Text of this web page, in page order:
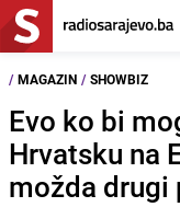
/ MAGAZIN / SHOWBIZ
Evo ko bi
Hrvatsku na
možda drugi